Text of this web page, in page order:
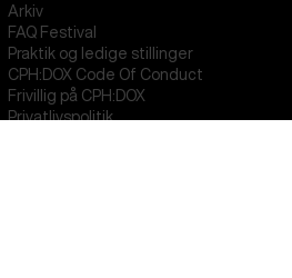
Arkiv
FAQ Festival
Praktik og ledige stillinger
CPH:DOX Code Of Conduct
Frivillig på CPH:DOX
Privatlivspolitik